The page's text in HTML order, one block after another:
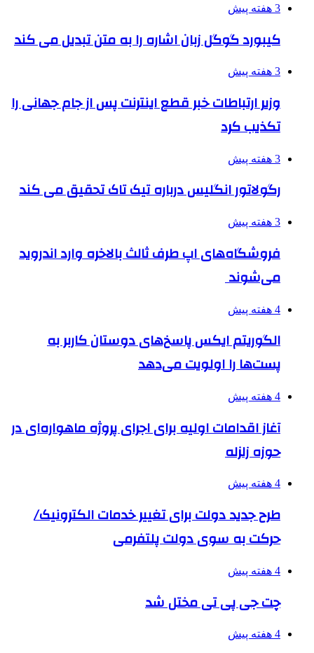
3 هفته پیش
کیبورد گوگل زبان اشاره را به متن تبدیل می کند
3 هفته پیش
وزیر ارتباطات خبر قطع اینترنت پس از جام جهانی را
تکذیب کرد
3 هفته پیش
رگولاتور انگلیس درباره تیک تاک تحقیق می کند
3 هفته پیش
فروشگاه‌های اپ طرف ثالث بالاخره وارد اندروید
می‌شوند
4 هفته پیش
الگوریتم ایکس پاسخ‌های دوستان کاربر به
پست‌ها را اولویت می‌دهد
4 هفته پیش
آغاز اقدامات اولیه برای اجرای پروژه ماهواره‌ای در
حوزه زلزله
4 هفته پیش
طرح جدید دولت برای تغییر خدمات الکترونیک/
حرکت به سوی دولت پلتفرمی
4 هفته پیش
چت جی پی تی مختل شد
4 هفته پیش